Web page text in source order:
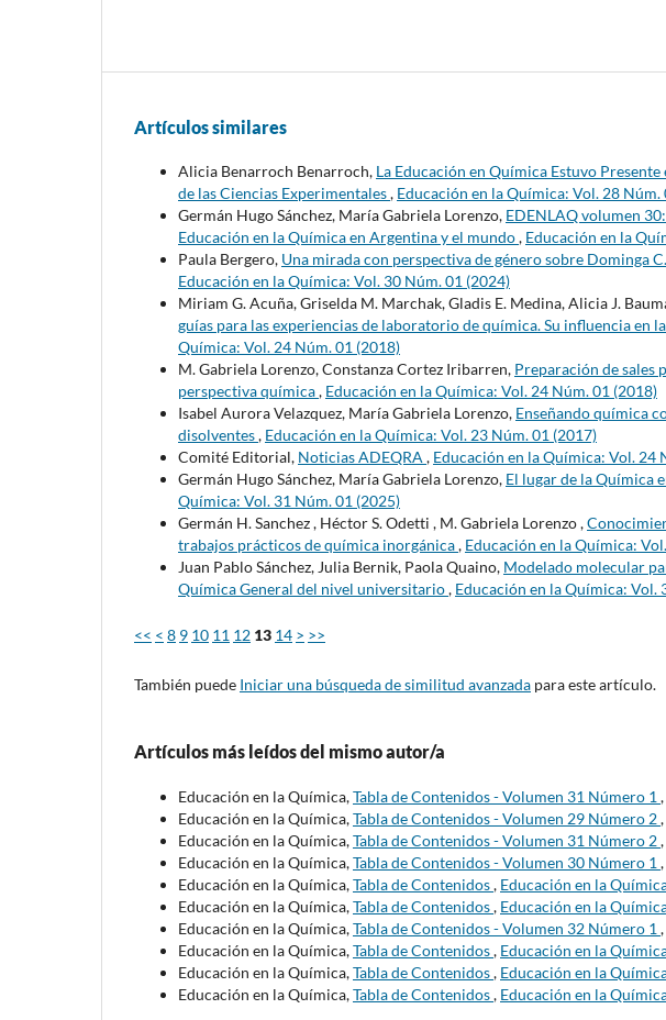
Artículos similares
Alicia Benarroch Benarroch, La Educación en Química Estuvo
de las Ciencias Experimentales, Educación en la Química: Vol. 28 Núm.
Germán Hugo Sánchez, María Gabriela Lorenzo, EDENLAQ volumen
Educación en la Química en Argentina y el mundo, Educación en la
Paula Bergero, Una mirada con perspectiva de género sobre Dominga
Educación en la Química: Vol. 30 Núm. 01 (2024)
Miriam G. Acuña, Griselda M. Marchak, Gladis E. Medina, Alicia J.
guías para las experiencias de laboratorio de química. Su influencia en
Química: Vol. 24 Núm. 01 (2018)
M. Gabriela Lorenzo, Constanza Cortez Iribarren, Preparación de sales
perspectiva química, Educación en la Química: Vol. 24 Núm. 01 (2018)
Isabel Aurora Velazquez, María Gabriela Lorenzo, Enseñando química
disolventes, Educación en la Química: Vol. 23 Núm. 01 (2017)
Comité Editorial, Noticias ADEQRA, Educación en la Química: Vol. 24
Germán Hugo Sánchez, María Gabriela Lorenzo, El lugar de la Química
Química: Vol. 31 Núm. 01 (2025)
Germán H. Sanchez , Héctor S. Odetti , M. Gabriela Lorenzo ,
trabajos prácticos de química inorgánica, Educación en la Química:
Juan Pablo Sánchez, Julia Bernik, Paola Quaino, Modelado molecular
Química General del nivel universitario, Educación en la Química: Vol.
<< < 8 9 10 11 12 13 14 > >>
También puede Iniciar una búsqueda de similitud avanzada para este artículo.
Artículos más leídos del mismo autor/a
Educación en la Química,Tabla de Contenidos - Volumen 31 Número 1 ,
Educación en la Química,Tabla de Contenidos - Volumen 29 Número 2,
Educación en la Química,Tabla de Contenidos - Volumen 31 Número 2,
Educación en la Química,Tabla de Contenidos - Volumen 30 Número 1 ,
Educación en la Química,Tabla de Contenidos, Educación en la
Educación en la Química,Tabla de Contenidos, Educación en la
Educación en la Química,Tabla de Contenidos - Volumen 32 Número 1 ,
Educación en la Química,Tabla de Contenidos, Educación en la
Educación en la Química,Tabla de Contenidos, Educación en la
Educación en la Química,Tabla de Contenidos, Educación en la